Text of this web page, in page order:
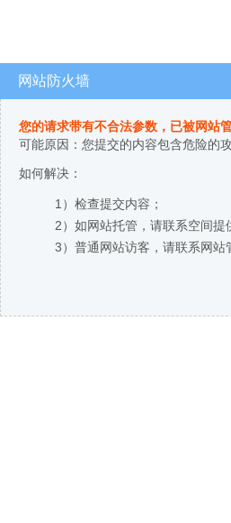
网站防火墙
您的请求带有不合法参数，已被网站
可能原因：您提交的内容包含危险的
如何解决：
1）检查提交内容；
2）如网站托管，请联系空间提
3）普通网站访客，请联系网站